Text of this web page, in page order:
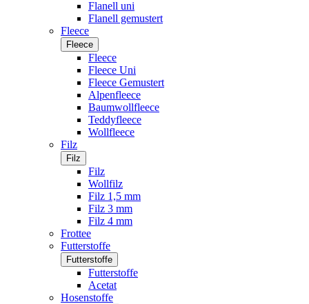
Flanell uni
Flanell gemustert
Fleece
Fleece
Fleece
Fleece Uni
Fleece Gemustert
Alpenfleece
Baumwollfleece
Teddyfleece
Wollfleece
Filz
Filz
Filz
Wollfilz
Filz 1,5 mm
Filz 3 mm
Filz 4 mm
Frottee
Futterstoffe
Futterstoffe
Futterstoffe
Acetat
Hosenstoffe